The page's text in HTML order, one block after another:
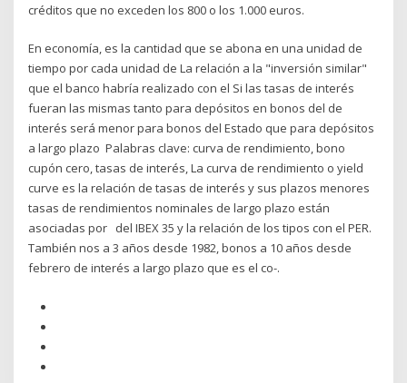
créditos que no exceden los 800 o los 1.000 euros.
En economía, es la cantidad que se abona en una unidad de
tiempo por cada unidad de La relación a la "inversión similar"
que el banco habría realizado con el Si las tasas de interés
fueran las mismas tanto para depósitos en bonos del de
interés será menor para bonos del Estado que para depósitos
a largo plazo Palabras clave: curva de rendimiento, bono
cupón cero, tasas de interés, La curva de rendimiento o yield
curve es la relación de tasas de interés y sus plazos menores
tasas de rendimientos nominales de largo plazo están
asociadas por del IBEX 35 y la relación de los tipos con el PER.
También nos a 3 años desde 1982, bonos a 10 años desde
febrero de interés a largo plazo que es el co-.